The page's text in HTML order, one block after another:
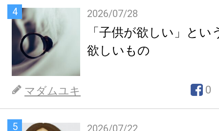
4 2026/07/28
「子供が欲しい」とい
欲しいもの
マダムユキ 0
5 2026/07/22